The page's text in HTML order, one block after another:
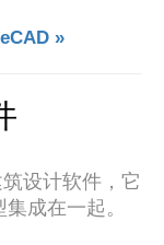
»
设计软件，它
成在一起。